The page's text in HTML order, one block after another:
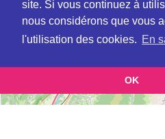
site. Si vous continuez à
nous considérons que vous
l'utilisation des cookies. En
OK